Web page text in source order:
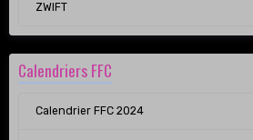
ZWIFT
Calendriers FFC
Calendrier FFC 2024